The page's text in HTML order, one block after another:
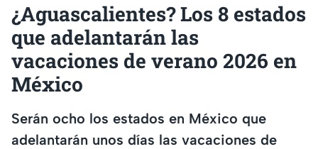
¿Aguascalientes? Los 8 estados
que adelantarán las
vacaciones de verano 2026 en
México
Serán ocho los estados en México que
adelantarán unos días las vacaciones de